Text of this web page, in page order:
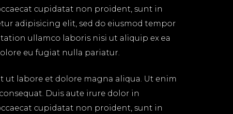
cupidatat non proident, sunt in
adipisicing elit, sed do eiusmod tempor
ullamco laboris nisi ut aliquip ex ea
eu fugiat nulla pariatur.
labore et dolore magna aliqua. Ut enim
Duis aute irure dolor in
cupidatat non proident, sunt in